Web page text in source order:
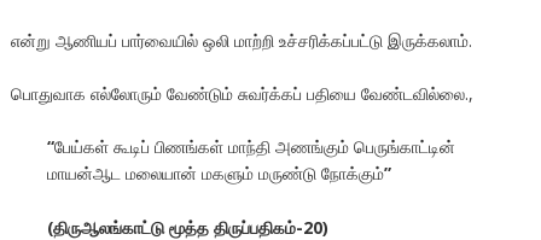
என்று ஆணியப் பார்வையில் ஒலி மாற்றி உச்சரிக்கப்பட்டு இருக்கலாம்.
பொதுவாக எல்லோரும் வேண்டும் சுவர்க்கப் பதியை வேண்டவில்லை.,
“பேய்கள் கூடிப் பிணங்கள் மாந்தி அணங்கும் பெருங்காட்டின்
மாயன்ஆட மலையான் மகளும் மருண்டு நோக்கும்”
(திருஆலங்காட்டு மூத்த திருப்பதிகம்-20)